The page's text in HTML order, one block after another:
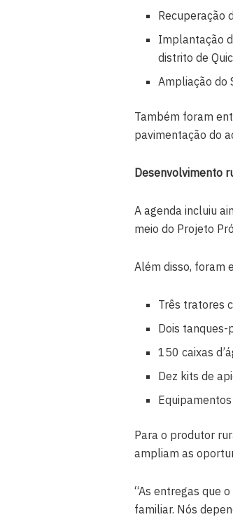
Recuperação
Implantação
distrito de
Ampliação do
Também foram
pavimentação do
Desenvolvimento
A agenda incluiu
meio do Projeto
Além disso, foram
Três tratores
Dois tanques-
150 caixas
Dez kits de
Para o produtor
ampliam as
“As entregas que
familiar. Nós